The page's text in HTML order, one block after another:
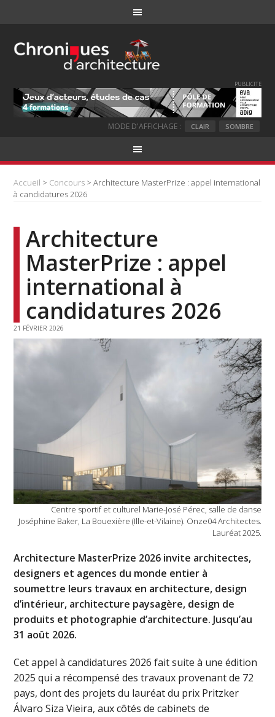
PUBLICITE
MODE D'AFFICHAGE : CLAIR SOMBRE
Accueil > Concours > Architecture MasterPrize : appel international
à candidatures 2026
Architecture
MasterPrize : appel
international à
candidatures 2026
21 FÉVRIER 2026
Centre sportif et culturel Marie-José Pérec, salle de danse
Joséphine Baker, La Bouexière (Ille-et-Vilaine). Onze04 Architectes.
Lauréat 2025.
Architecture MasterPrize 2026 invite architectes,
designers et agences du monde entier à
soumettre leurs travaux en architecture, design
d’intérieur, architecture paysagère, design de
produits et photographie d’architecture. Jusqu’au
31 août 2026.
Cet appel à candidatures 2026 fait suite à une édition
2025 qui a récompensé des travaux provenant de 72
pays, dont des projets du lauréat du prix Pritzker
Álvaro Siza Vieira, aux côtés de cabinets de